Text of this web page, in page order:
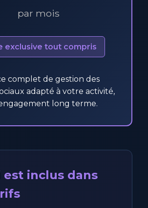
par mois
exclusive tout compris
complet de gestion des
adapté à votre activité,
long terme.
est inclus dans